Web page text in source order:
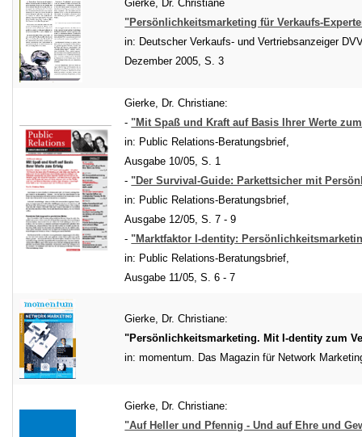
Gierke, Dr. Christiane
"Persönlichkeitsmarketing für Verkaufs-
in: Deutscher Verkaufs- und Vertriebsanzeiger
Dezember 2005, S. 3
Gierke, Dr. Christiane:
- "Mit Spaß und Kraft auf Basis Ihrer Werte
in: Public Relations-Beratungsbrief,
Ausgabe 10/05, S. 1
- "Der Survival-Guide: Parkettsicher mit
in: Public Relations-Beratungsbrief,
Ausgabe 12/05, S. 7 - 9
- "Marktfaktor I-dentity:
in: Public Relations-Beratungsbrief,
Ausgabe 11/05, S. 6 - 7
Gierke, Dr. Christiane:
"Persönlichkeitsmarketing. Mit I-dentity zum
in: momentum. Das Magazin für Network
Gierke, Dr. Christiane:
"Auf Heller und Pfennig - Und auf Ehre und